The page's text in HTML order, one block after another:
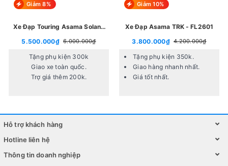
Giảm 8%
Xe Đạp Touring Asama Solano
5.500.000₫ 6.000.000₫
Tặng phụ kiện 300k
Giao xe toàn quốc.
Trợ giá thêm 200k.
Giảm 10%
Xe Đạp Asama TRK - FL2601
3.800.000₫ 4.200.000₫
Tặng phụ kiện 350k.
Giao hàng nhanh nhất.
Giá tốt nhất.
Hỗ trợ khách hàng
Hotline liên hệ
Thông tin doanh nghiệp